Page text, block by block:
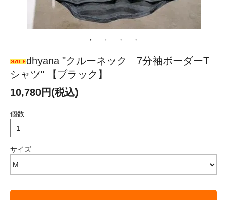
dhyana "クルーネック 7分袖ボーダーT
シャツ" 【ブラック】
10,780円(税込)
個数
サイズ